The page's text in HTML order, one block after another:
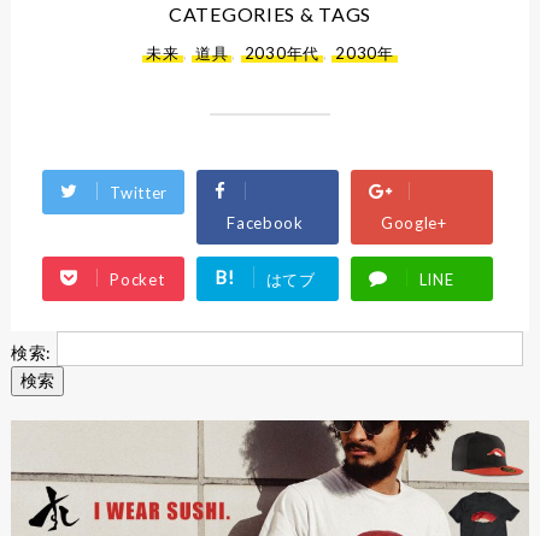
CATEGORIES & TAGS
未来, 道具 , 2030年代,2030年
Twitter
Facebook
Google+
Pocket B! はてブ LINE
検索: